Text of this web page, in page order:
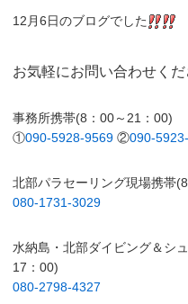
12月6日のブログでした
お気軽にお問い合わせくだ
事務所携帯(8：00～21：00)
①090-5928-9569 ②090-
北部パラセーリング現場携帯
080-1731-3029
水納島・北部ダイビング＆シ
17：00)
080-2798-4327